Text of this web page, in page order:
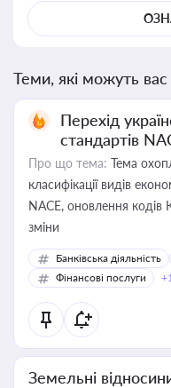
Теми, які можуть вас
Перехід
стандартів
Про що тема: Тема
класифікації видів
NACE, оновлення кодів
зміни
Банківська діяльність
Фінансові послуги
Земельні